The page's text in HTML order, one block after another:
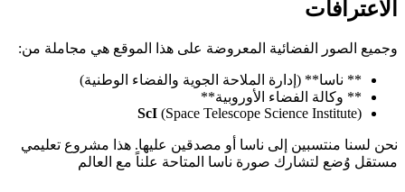
الاعترافات
وجميع الصور الفضائية المعروضة على هذا الموقع هي مجاملة من:
** ناسا** (إدارة الملاحة الجوية والفضاء الوطنية)
** وكالة الفضاء الأوروبية**
ScI (Space Telescope Science Institute)
نحن لسنا منتسبين إلى ناسا أو مصدقين عليها. هذا مشروع تعليمي
مستقل وُضع لتشارك صورة ناسا المتاحة علناً مع العالم